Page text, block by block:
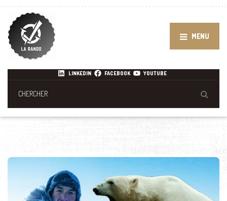
MENU
LINKEDIN FACEBOOK YOUTUBE